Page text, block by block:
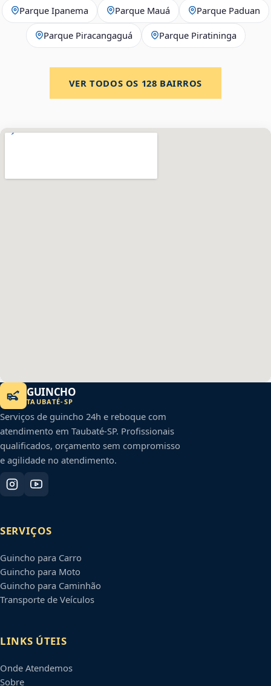
Parque Ipanema Parque Mauá Parque Paduan
Parque Piracangaguá Parque Piratininga
VER TODOS OS 128 BAIRROS
GUINCHO
TAUBATÉ-SP
Serviços de guincho 24h e reboque com
atendimento em Taubaté-SP. Profissionais
qualificados, orçamento sem compromisso
e agilidade no atendimento.
SERVIÇOS
Guincho para Carro
Guincho para Moto
Guincho para Caminhão
Transporte de Veículos
LINKS ÚTEIS
Onde Atendemos
Sobre